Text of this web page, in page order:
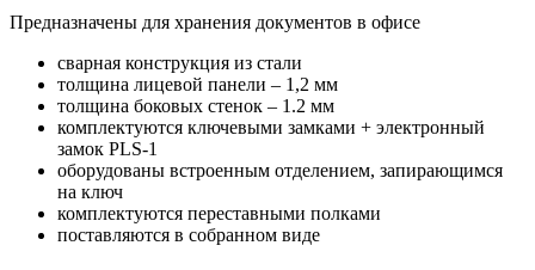
Предназначены для хранения документов в офисе
сварная конструкция из стали
толщина лицевой панели – 1,2 мм
толщина боковых стенок – 1.2 мм
комплектуются ключевыми замками + электронный
замок PLS-1
оборудованы встроенным отделением, запирающимся
на ключ
комплектуются переставными полками
поставляются в собранном виде